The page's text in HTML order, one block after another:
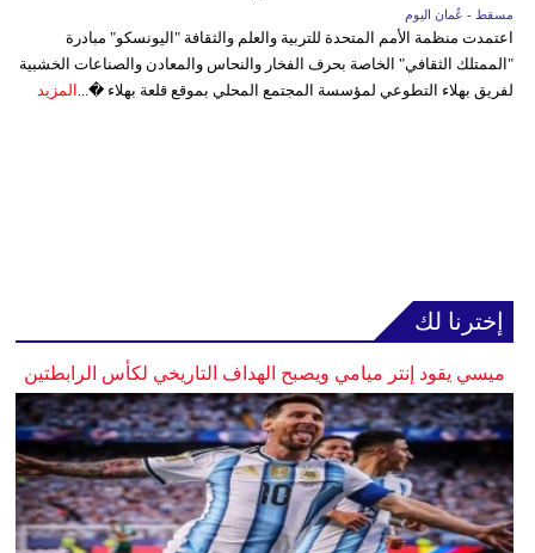
مسقط - عُمان اليوم
اعتمدت منظمة الأمم المتحدة للتربية والعلم والثقافة "اليونسكو" مبادرة
"الممتلك الثقافي" الخاصة بحرف الفخار والنحاس والمعادن والصناعات الخشبية
لفريق بهلاء التطوعي لمؤسسة المجتمع المحلي بموقع قلعة بهلاء �... المزيد
إخترنا لك
ميسي يقود إنتر ميامي ويصبح الهداف التاريخي لكأس الرابطتين